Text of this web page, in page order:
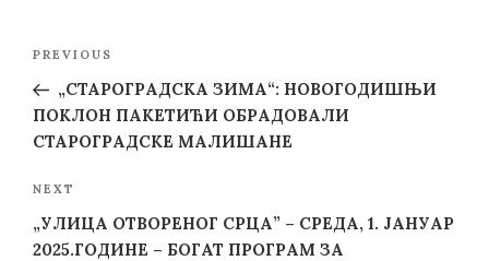
Previous
Post
PREVIOUS
„СТАРОГРАДСКА ЗИМА“: НОВОГОДИШЊИ
ПОКЛОН ПАКЕТИЋИ ОБРАДОВАЛИ
СТАРОГРАДСКЕ МАЛИШАНЕ
Next
Post
NEXT
„УЛИЦА ОТВОРЕНОГ СРЦА” – СРЕДА, 1. ЈАНУАР
2025.ГОДИНЕ – БОГАТ ПРОГРАМ ЗА